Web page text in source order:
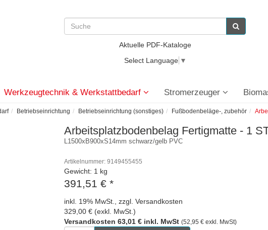
Aktuelle PDF-Kataloge
Select Language ▼
Werkzeugtechnik & Werkstattbedarf Stromerzeuger
Betriebseinrichtung Betriebseinrichtung (sonstiges) Fußbodenbeläge-, zubehör
Arbeitsplatzbodenbelag Fertigmatte - 1
L1500xB900xS14mm schwarz/gelb PVC
Artikelnummer: 9149455455
Gewicht: 1 kg
391,51 € *
inkl. 19% MwSt., zzgl. Versandkosten
329,00 € (exkl. MwSt.)
Versandkosten 63,01 € inkl. MwSt (52,95 € exkl. MwSt)